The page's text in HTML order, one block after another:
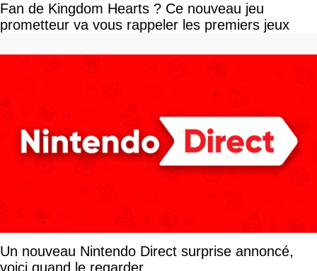
Fan de Kingdom Hearts ? Ce nouveau jeu
prometteur va vous rappeler les premiers jeux
Un nouveau Nintendo Direct surprise annoncé,
voici quand le regarder